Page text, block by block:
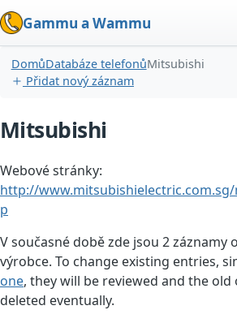
Gammu a Wammu
DomůDatabáze telefonůMitsubishi
Přidat nový záznam
Mitsubishi
Webové stránky:
http://
p
V současné době zde jsou 2 záznamy
výrobce. To change existing entries,
one, they will be reviewed and the old
deleted eventually.